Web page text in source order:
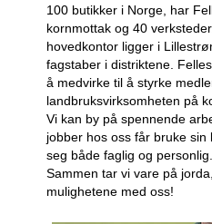
100 butikker i Norge, har
kornmottak og 40
hovedkontor ligger i
fagstaber i distriktene.
å medvirke til å styrke
landbruksvirksomheten på
Vi kan by på spennende
jobber hos oss får bruke
seg både faglig og personlig.
Sammen tar vi vare på
mulighetene med oss!